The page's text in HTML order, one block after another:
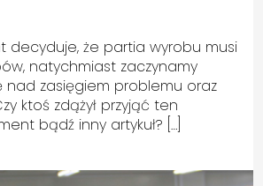
decyduje, że partia wyrobu musi
natychmiast zaczynamy
nad zasięgiem problemu oraz
ktoś zdążył przyjąć ten
bądź inny artykuł? […]